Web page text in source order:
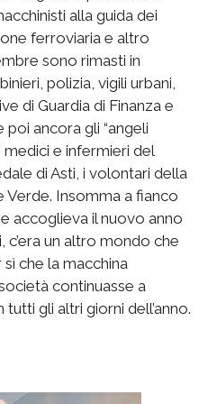
alla guida dei
ferroviaria e altro
sono rimasti in
polizia, vigili urbani,
di Guardia di Finanza e
ancora gli “angeli
medici e infermieri del
di Asti, i volontari della
Insomma a fianco
accoglieva il nuovo anno
un altro mondo che
che la macchina
continuasse a
gli altri giorni dell’anno.